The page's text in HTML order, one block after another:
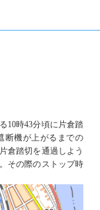
10時43分頃に片倉踏
断機が上がるまでの
倉踏切を通過しよう
その際のストップ時